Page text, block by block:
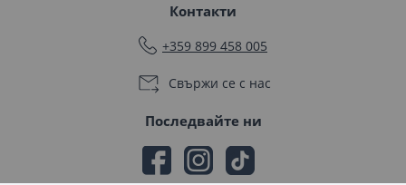
Контакти
+359 899 458 005
Свържи се с нас
Последвайте ни